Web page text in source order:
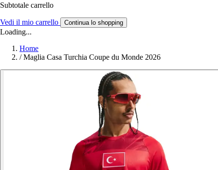
Subtotale carrello
Vedi il mio carrello Continua lo shopping
Loading...
Home
/ Maglia Casa Turchia Coupe du Monde 2026